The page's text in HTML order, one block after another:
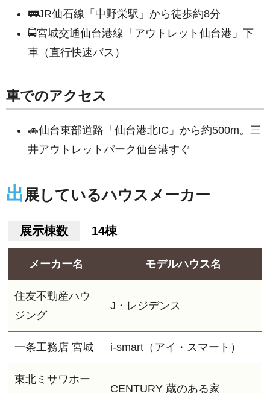
🚃JR仙石線「中野栄駅」から徒歩約8分
🚍宮城交通仙台港線「アウトレット仙台港」下
車（直行快速バス）
車でのアクセス
🚗仙台東部道路「仙台港北IC」から約500m。三
井アウトレットパーク仙台港すぐ
出展しているハウスメーカー
展示棟数 14棟
メーカー名 モデルハウス名
住友不動産ハウ
ジング
J・レジデンス
一条工務店 宮城 i-smart（アイ・スマート）
東北ミサワホー
CENTURY 蔵のある家